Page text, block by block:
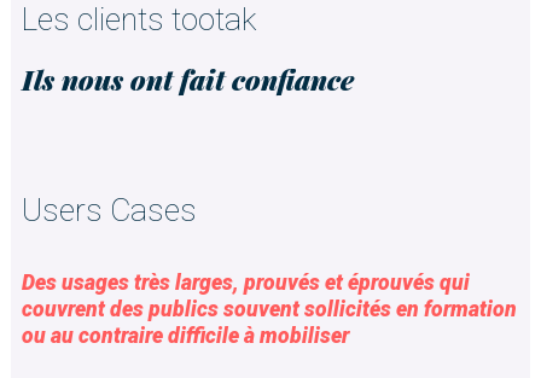
Les clients tootak
Ils nous ont fait confiance
Users Cases
Des usages très larges, prouvés et éprouvés qui
couvrent des publics souvent sollicités en formation
ou au contraire difficile à mobiliser